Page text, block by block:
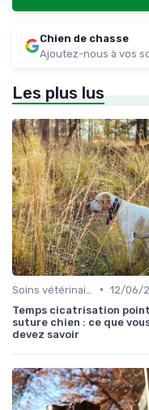
Chien de chasse
Ajoutez-nous à vos
Les plus lus
• 12/06/
Temps cicatrisation
suture chien : ce que
devez savoir